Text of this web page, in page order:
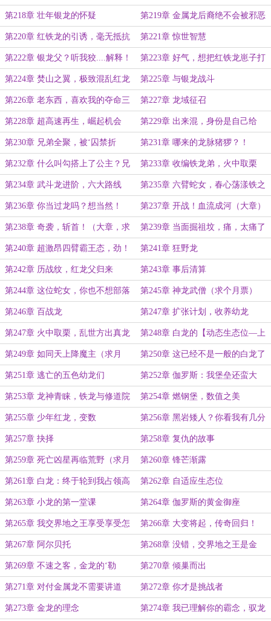
千高潮大章，求月票）
第218章 壮年银龙的怀疑 第219章 金属龙后裔绝不会被邪恶
蛊惑
第220章 红铁龙的引诱，毫无抵抗
的黛博拉
第221章 惊世智慧
第222章 银龙父？听我狡....解释！
（求月票）
第223章 好气，想把红铁龙崽子打
到满地找牙
第224章 焚山之翼，极致混乱红龙
父
第225章 与银龙战斗
第226章 老东西，喜欢我的夺命三
十连吗？
第227章 龙域征召
第228章 超高速再生，崛起机会 第229章 出来混，身份是自己给
的，狐假虎威
第230章 兄弟全聚，被‘囚禁折
磨’的戈尔顿？
第231章 哪来的龙脉猪猡？！
第232章 什么叫勾搭上了公主？兄
弟的成功更让人揪心！
第233章 收编铁龙弟，火中取栗
第234章 武斗龙进阶，六大路线
（重点章）
第235章 六臂蛇女，春心荡漾铁之
王
第236章 你当过龙吗？想当然！ 第237章 开战！血流成河（大章）
第238章 奇袭，斩首！（大章，求
月票）
第239章 当面掘祖坟，痛，太痛了
（大章）
第240章 超激昂四臂霸王态，劲！
霸！强！（超大章高潮，求月票）
第241章 狂野龙
第242章 历战纹，红龙父归来 第243章 事后清算
第244章 这位蛇女，你也不想部落
被摧毁吧？
第245章 神龙武僧（求个月票）
第246章 百战龙 第247章 扩张计划，收养幼龙
第247章 火中取栗，乱世方出真龙 第248章 白龙的【动态生态位—上
下侮辱】理论
第249章 如同天上降魔主（求月
票）
第250章 这已经不是一般的白龙了
第251章 逃亡的五色幼龙们 第252章 伽罗斯：我堡垒还蛮大
的，可以直接睡
第253章 龙神青睐，铁龙与修道院 第254章 燃钢堡，数值之美
第255章 少年红龙，变数 第256章 黑岩矮人？你看我有几分
像从前！（月末求票）
第257章 抉择 第258章 复仇的故事
第259章 死亡凶星再临荒野（求月
票）
第260章 锋芒渐露
第261章 白龙：终于轮到我占领高
生态位了！
第262章 自适应生态位
第263章 小龙的第一堂课 第264章 伽罗斯的黄金御座
第265章 我交界地之王享受享受怎
么了？
第266章 大变将起，传奇回归！
（求月票）
第267章 阿尔贝托 第268章 没错，交界地之王是金
龙！
第269章 不速之客，金龙的‘勒
索’（日万求月票）
第270章 倾巢而出
第271章 对付金属龙不需要讲道
义，邪恶的群殴！
第272章 你才是挑战者
第273章 金龙的理念 第274章 我已理解你的霸念，驭龙